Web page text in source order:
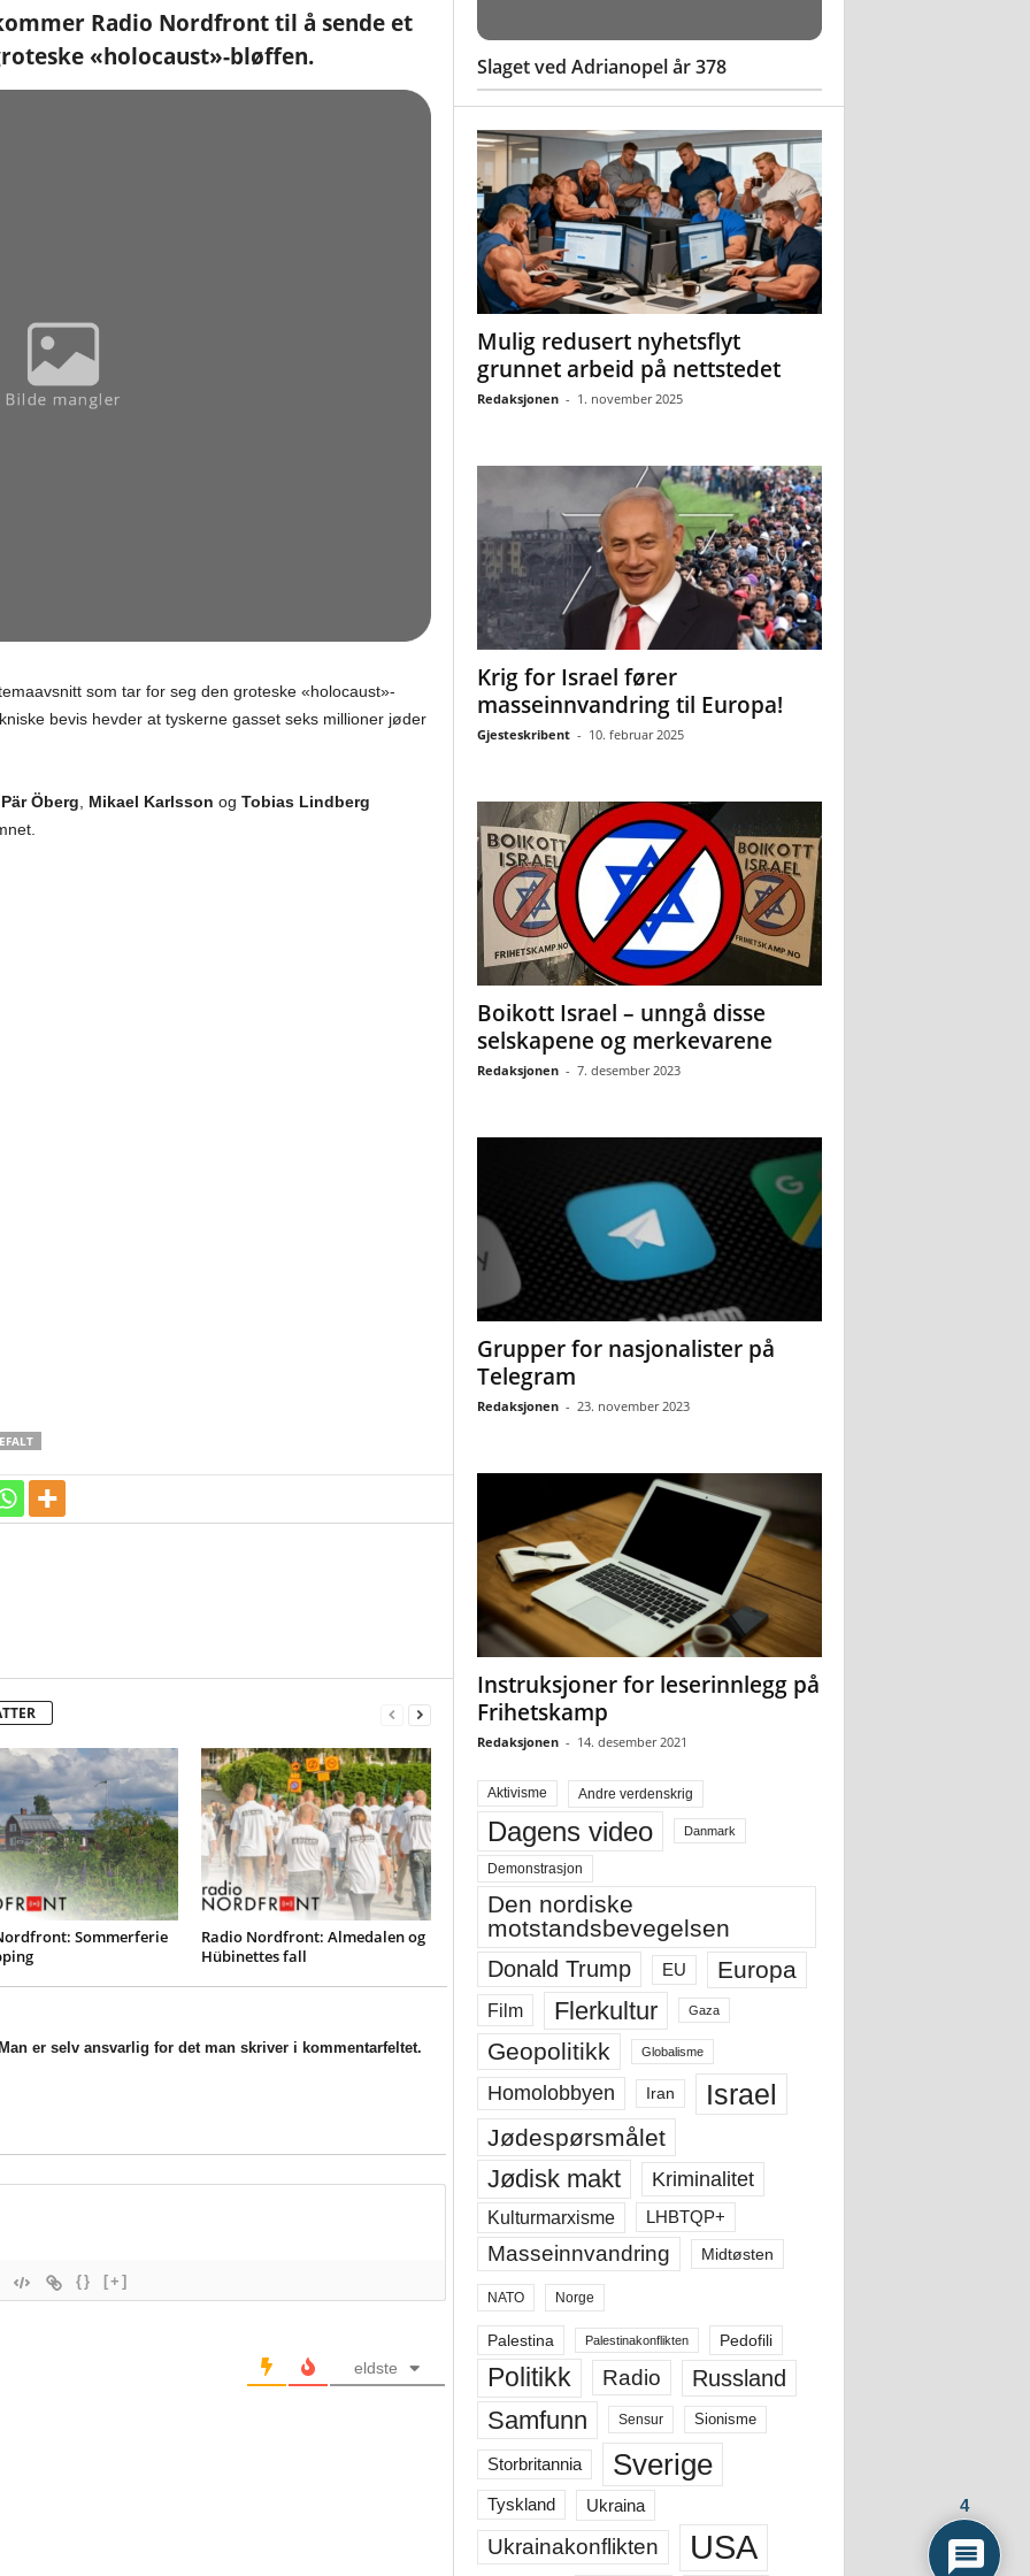
Radio Nordfront til å sende et
«holocaust»-bløffen.
som tar for seg den groteske «holocaust»-
bevis hevder at tyskerne gasset seks millioner jøder
Pär Öberg Mikael Karlsson og Tobias Lindberg
Sommerferie
Radio Nordfront: Almedalen og
Hübinettes fall
er selv ansvarlig for det man skriver i kommentarfeltet.
{} [+]
eldste
Slaget ved Adrianopel år 378
Mulig redusert nyhetsflyt
grunnet arbeid på nettstedet
Redaksjonen - 1. november 2025
Krig for Israel fører
masseinnvandring til Europa!
Gjesteskribent - 10. februar 2025
Boikott Israel – unngå disse
selskapene og merkevarene
Redaksjonen - 7. desember 2023
Grupper for nasjonalister på
Telegram
Redaksjonen - 23. november 2023
Instruksjoner for leserinnlegg på
Frihetskamp
Redaksjonen - 14. desember 2021
Aktivisme Andre verdenskrig
Dagens video Danmark
Demonstrasjon
Den nordiske
motstandsbevegelsen
Donald Trump EU Europa
Film Flerkultur Gaza
Geopolitikk Globalisme
Homolobbyen Iran Israel
Jødespørsmålet
Jødisk makt Kriminalitet
Kulturmarxisme LHBTQP+
Masseinnvandring Midtøsten
NATO Norge
Palestina Palestinakonflikten Pedofili
Politikk Radio Russland
Samfunn Sensur Sionisme
Storbritannia Sverige
Tyskland Ukraina
Ukrainakonflikten USA
4